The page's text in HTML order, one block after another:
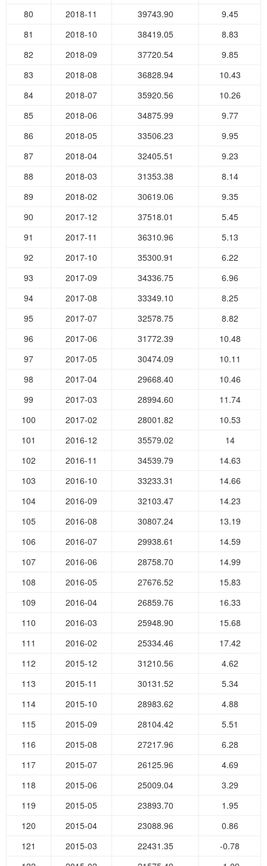
80
2018-11 39743.90
9.45
81
2018-10 38419.05
8.83
82
2018-09 37720.54
9.85
83
2018-08 36828.94
10.43
84
2018-07 35920.56
10.26
85
2018-06 34875.99
9.77
86
2018-05 33506.23
9.95
87
2018-04 32405.51
9.23
88
2018-03 31353.38
8.14
89
2018-02 30619.06
9.35
90
2017-12 37518.01
5.45
91
2017-11 36310.96
5.13
92
2017-10 35300.91
6.22
93
2017-09 34336.75
6.96
94
2017-08 33349.10
8.25
95
2017-07 32578.75
8.82
96
2017-06 31772.39
10.48
97
2017-05 30474.09
10.11
98
2017-04 29668.40
10.46
99
2017-03 28994.60
11.74
100
2017-02 28001.82
10.53
101
2016-12 35579.02
14
102
2016-11 34539.79
14.63
103
2016-10 33233.31
14.66
104
2016-09 32103.47
14.23
105
2016-08 30807.24
13.19
106
2016-07 29938.61
14.59
107
2016-06 28758.70
14.99
108
2016-05 27676.52
15.83
109
2016-04 26859.76
16.33
110
2016-03 25948.90
15.68
111
2016-02 25334.46
17.42
112
2015-12 31210.56
4.62
113
2015-11 30131.52
5.34
114
2015-10 28983.62
4.88
115
2015-09 28104.42
5.51
116
2015-08 27217.96
6.28
117
2015-07 26125.96
4.69
118
2015-06 25009.04
3.29
119
2015-05 23893.70
1.95
120
2015-04 23088.96
0.86
121
2015-03 22431.35
-0.78